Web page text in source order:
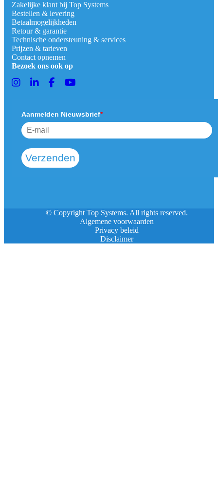
Zakelijke klant bij Top Systems
Bestellen & levering
Betaalmogelijkheden
Retour & garantie
Technische ondersteuning & services
Prijzen & tarieven
Contact opnemen
Bezoek ons ook op
Aanmelden Nieuwsbrief*
Verzenden
© Copyright Top Systems. All rights reserved.
Algemene voorwaarden
Privacy beleid
Disclaimer